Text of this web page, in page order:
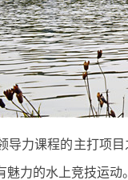
力课程的主打项目
魅力的水上竞技运